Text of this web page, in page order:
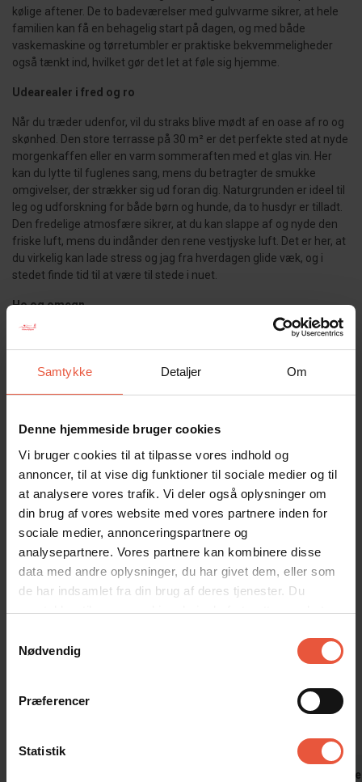
Samtykke Detaljer Om
Denne hjemmeside bruger cookies
Vi bruger cookies til at tilpasse vores indhold og
annoncer, til at vise dig funktioner til sociale medier og til
at analysere vores trafik. Vi deler også oplysninger om
din brug af vores website med vores partnere inden for
sociale medier, annonceringspartnere og
analysepartnere. Vores partnere kan kombinere disse
data med andre oplysninger, du har givet dem, eller som
de har indsamlet fra din brug af deres tjenester. Du
samtykker til vores cookies, hvis du fortsætter med at
Nødvendig
Præferencer
Statistik
kølige aftener. De to badeværelser med gulvvarme sikrer, at hele
familien kan få en behagelig start på dagen, og med både
vaskemaskine og tørretumbler er praktiske bekvemmeligheder
også tænkt ind, hvilket gør det let at føle sig hjemme.
Udearealer i fred og ro
Når du træder udenfor, vil du straks blive mødt af en oase af ro og
skønhed. Den store terrasse på 30 m² er det perfekte sted at nyde
morgenkaffen eller en varm sommeraften med et glas vin. Her
kan du lytte til fuglenes sang, mens du betragter de smukke
omgivelser, der strækker sig ud foran dig. Naturgrunden er ideel til
leg og udforskning for både børn og hunde, da to husdyr er tilladt.
Den fredelige atmosfære sikrer, at du kan slappe af og nyde den
friske luft, mens du indånder den rene vestjyske luft. Det er her, at
du virkelig kan lade stress og jag fra hverdagen glide væk, og i
stedet finde tid til at være til stede i nuet.
Ho og omegn
Dette sommerhus ligger i Ho, et roligt sommerhusområde med
god afstand mellem husene. Ho ligger tæt på Skallingen, der er
kendt for sin vidstrakte natur og dejlige strand. Området byder
Når I lejer et sommerhus i Ho, kan I handle i Junges Mini Market på
Hvis I ønsker lidt variation, er der kun 8 kilometer til Blåvand. Her
kan I udforske hovedgaden med et bredt udvalg af
shoppingmuligheder – fra tøjbutikker og interiørforretninger til
lokale ravkunstnere, gallerier og hyggelige spisesteder. Derudover
finder I dagligvarebutikker, bagerier og en slagter.
Sommerhuset er røgfrit, og ungdomsgrupper er ikke tilladt.
Gæsterne siger
Hus
Judith Lilke